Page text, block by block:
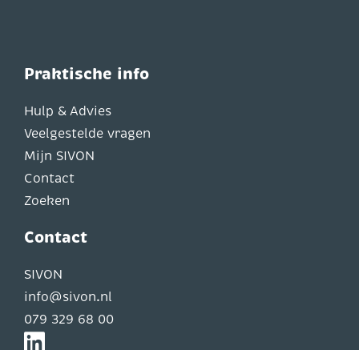
Praktische info
Hulp & Advies
Veelgestelde vragen
Mijn SIVON
Contact
Zoeken
Contact
SIVON
info@sivon.nl
079 329 68 00